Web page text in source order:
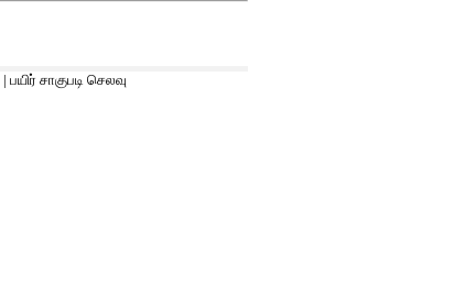
| பயிர் சாகுபடி செலவு